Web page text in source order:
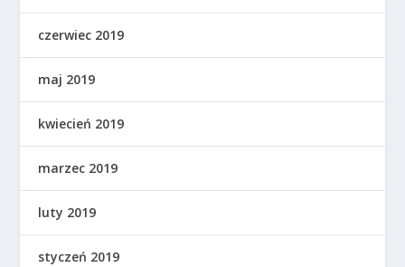
czerwiec 2019
maj 2019
kwiecień 2019
marzec 2019
luty 2019
styczeń 2019